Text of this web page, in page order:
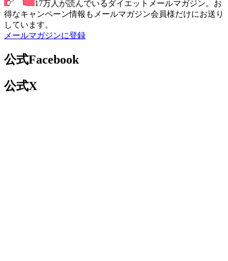
17万人が読んでいるダイエットメールマガジン。お
得なキャンペーン情報もメールマガジン会員様だけにお送り
しています。
メールマガジンに登録
公式Facebook
公式X